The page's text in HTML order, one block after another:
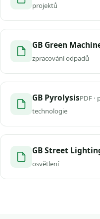
projektů
GB Green
zpracování odpadů
GB PyrolysisPDF
technologie
GB Street
osvětlení